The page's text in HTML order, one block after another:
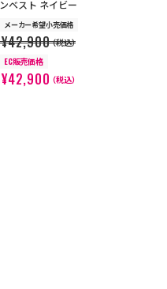
ンベスト ネイビー
メーカー希望小売価格
¥42,900（税込）
EC販売価格
¥42,900（税込）